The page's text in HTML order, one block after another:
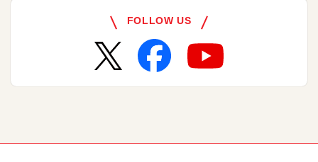
FOLLOW US